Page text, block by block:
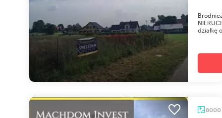
działkę
8000